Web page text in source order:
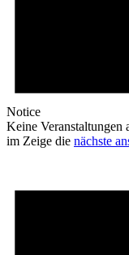
Notice
Keine Veranstaltungen
im Zeige die nächste